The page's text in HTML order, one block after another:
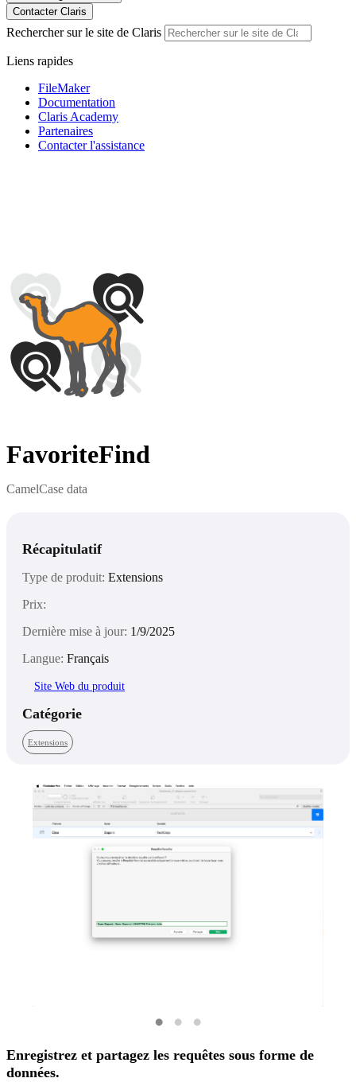
Contacter Claris
Rechercher sur le site de Claris
Liens rapides
FileMaker
Documentation
Claris Academy
Partenaires
Contacter l'assistance
FavoriteFind
CamelCase data
Récapitulatif
Type de produit: Extensions
Prix:
Dernière mise à jour: 1/9/2025
Langue: Français
Site Web du produit
Catégorie
Extensions
Enregistrez et partagez les requêtes sous forme de
données.